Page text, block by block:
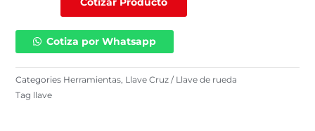
Cotiza por Whatsapp
Categories Herramientas, Llave Cruz / Llave de rueda
Tag llave